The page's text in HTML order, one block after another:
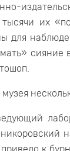
их
для
сияние